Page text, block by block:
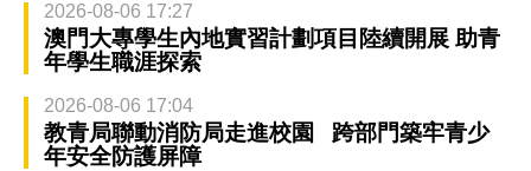
2026-08-06 17:27
澳門大專學生內地實習計劃項目陸續開展 助青
年學生職涯探索
2026-08-06 17:04
教青局聯動消防局走進校園 跨部門築牢青少
年安全防護屏障